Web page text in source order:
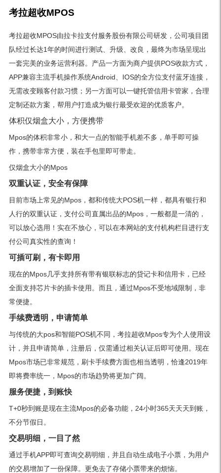
考拉超收MPOS
考拉超收MPOS由拉卡拉支付服务股份有限公司研发，公司项目团
队经过长达1年的时间进行测试、升级、改良，最终为市场呈现出
一套完美的业务运营利器。产品一方面为商户提供POS收款方式，
APP兼容主流手机操作系统Android、IOS的全方位支付蓝牙连接，
无需改变顾客付款习惯；另一方面可以一键托管信用卡管家，合理
定制还款方案，帮用户打造成为银行最受欢迎的优质客户。
体积仅烟盒大小，方便携带
Mpos的体积非常小，和大一点的智能手机差不多，单手即可操
作，携带非常方便，装在手包里即可带走。
仅烟盒大小的Mpos
双重认证，安全有保障
目前市场上常见的Mpos，都和传统大POS机一样，都具有银行和
人行的双重认证，支付公司直属出品的Mpos，一般都是一清的，
可以放心选用！实在不放心，可以在本网站的支付机构栏目进行支
付公司真实性的查询！
可插可刷，有卡即用
现在的Mpos几乎支持所有带有银联标志的贷记卡和信用卡，已经
全面支持芯片卡的插卡使用。而且，通过Mpos不受地域限制，非
常便捷。
手续费透明，申请简单
与传统的大pos和智能POS机不同，考拉超收Mpos专为个人使用设
计，并且申请简单，注册后，仅需通过相关认证后即可使用。现在
Mpos市场已非常规范，刷卡手续费方面也相当透明，恰逢2019年
即将费率统一，Mpos的市场趋势将更加广阔。
服务便捷，到账快
T+0秒到账是现在主流Mpos的必备功能，24小时365天天天到账，
不分节假日。
交易明细，一目了然
通过手机APP即可查询交易明细，并且自动生成电子小票，为用户
的交易增加了一份保障。更免去了存储小票带来的烦恼。